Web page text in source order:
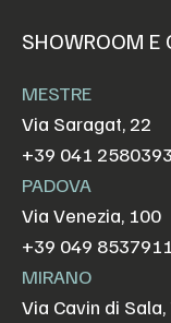
SHOWROOM E
MESTRE
Via Saragat, 22
+39 041 2580393
PADOVA
Via Venezia, 100
+39 049 8537911
MIRANO
Via Cavin di